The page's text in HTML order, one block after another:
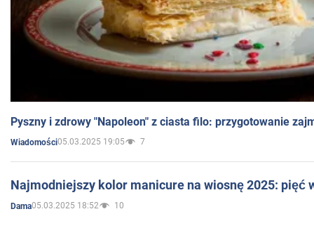
Pyszny i zdrowy "Napoleon" z ciasta filo: przygotowanie
Wiadomości05.03.2025 19:05 7
Najmodniejszy kolor manicure na wiosnę 2025: pięć
Dama05.03.2025 18:52 10